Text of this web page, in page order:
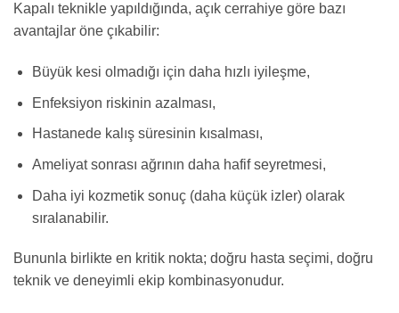
Kapalı teknikle yapıldığında, açık cerrahiye göre bazı
avantajlar öne çıkabilir:
Büyük kesi olmadığı için daha hızlı iyileşme,
Enfeksiyon riskinin azalması,
Hastanede kalış süresinin kısalması,
Ameliyat sonrası ağrının daha hafif seyretmesi,
Daha iyi kozmetik sonuç (daha küçük izler) olarak
sıralanabilir.
Bununla birlikte en kritik nokta; doğru hasta seçimi, doğru
teknik ve deneyimli ekip kombinasyonudur.